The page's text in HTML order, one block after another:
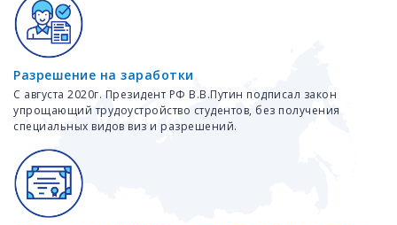
Разрешение на заработки
С августа 2020г. Президент РФ В.В.Путин подписал закон
упрощающий трудоустройство студентов, без получения
специальных видов виз и разрешений.